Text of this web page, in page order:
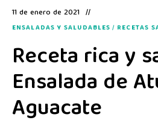
11 de enero de 2021
ENSALADAS Y SALUDABLES / RECETAS
Receta rica y
Ensalada de
Aguacate